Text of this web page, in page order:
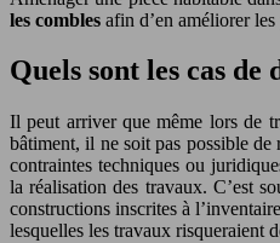
les combles afin d’en améliorer
Quels sont les cas de
Il peut arriver que même lors de
bâtiment, il ne soit pas possible
contraintes techniques ou
la réalisation des travaux. C’est
constructions inscrites à
lesquelles les travaux risqueraient